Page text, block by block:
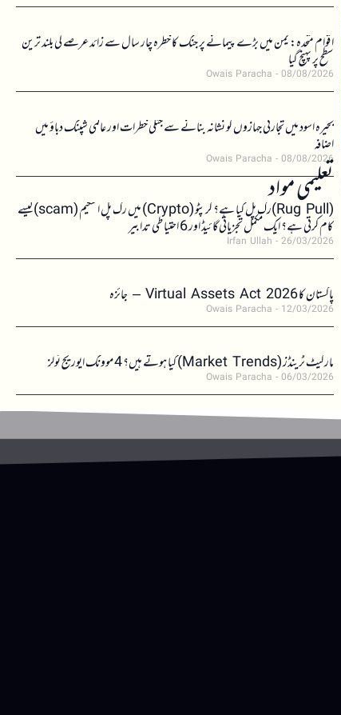
اقوام متحدہ: یمن میں بڑے پیمانے پر جنگ کا خطرہ چار سال سے زائد عرصے کی بلند ترین
سطح پر پہنچ گیا
Owais Paracha 08/08/2026
بحیرہ اسود میں تجارتی جہازوں کو نشانہ بنانے سے جنگی خطرات اور عالمی شپنگ دباؤ میں
اضافہ
Owais Paracha 08/08/2026
تعلیمی مواد (Rug Pull)رگ پل کیا ہے؟ کرپٹو (Crypto) میں رگ پل اسکیم (scam)کیسے
کام کرتی ہے؟ ایک مکمل تجزیاتی گائیڈ اور 6 احتیاطی تدابیر
Irfan Ullah 26/03/2026
پاکستان کا Virtual Assets Act 2026 – جائزہ
Owais Paracha 12/03/2026
مارکیٹ ٹرینڈز (Market Trends) کیا ہوتے ہیں؟ 4 موونگ ایوریج ٹولز
Owais Paracha 06/03/2026